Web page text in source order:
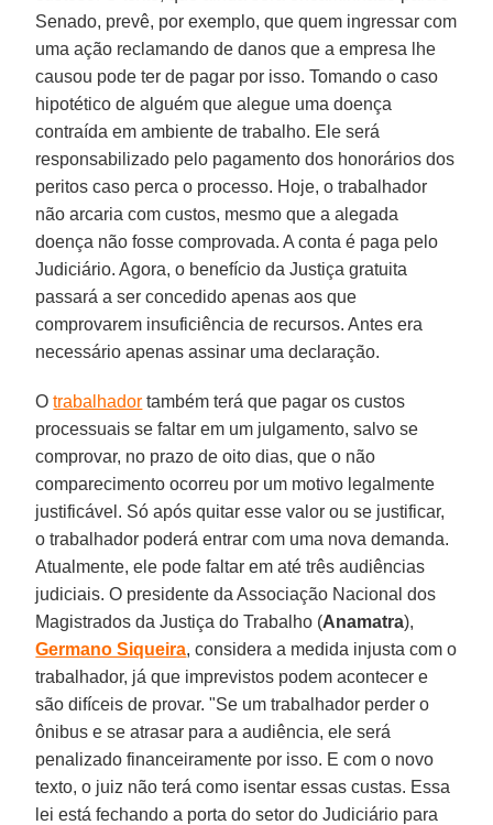
Senado, prevê, por exemplo, que quem ingressar com
uma ação reclamando de danos que a empresa lhe
causou pode ter de pagar por isso. Tomando o caso
hipotético de alguém que alegue uma doença
contraída em ambiente de trabalho. Ele será
responsabilizado pelo pagamento dos honorários dos
peritos caso perca o processo. Hoje, o trabalhador
não arcaria com custos, mesmo que a alegada
doença não fosse comprovada. A conta é paga pelo
Judiciário. Agora, o benefício da Justiça gratuita
passará a ser concedido apenas aos que
comprovarem insuficiência de recursos. Antes era
necessário apenas assinar uma declaração.
Otrabalhador também terá que pagar os custos
processuais se faltar em um julgamento, salvo se
comprovar, no prazo de oito dias, que o não
comparecimento ocorreu por um motivo legalmente
justificável. Só após quitar esse valor ou se justificar,
o trabalhador poderá entrar com uma nova demanda.
Atualmente, ele pode faltar em até três audiências
judiciais. O presidente da Associação Nacional dos
Magistrados da Justiça do Trabalho (Anamatra),
Germano Siqueira, considera a medida injusta com o
trabalhador, já que imprevistos podem acontecer e
são difíceis de provar. "Se um trabalhador perder o
ônibus e se atrasar para a audiência, ele será
penalizado financeiramente por isso. E com o novo
texto, o juiz não terá como isentar essas custas. Essa
lei está fechando a porta do setor do Judiciário para